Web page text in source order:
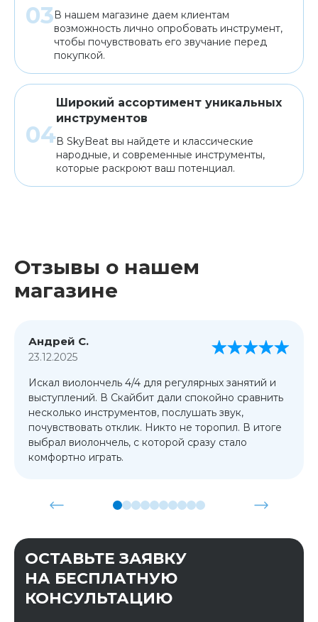
В нашем магазине даем клиентам
возможность лично опробовать инструмент,
чтобы почувствовать его звучание перед
покупкой.
Широкий ассортимент уникальных
инструментов
В SkyBeat вы найдете и классические
народные, и современные инструменты,
которые раскроют ваш потенциал.
Отзывы о нашем
магазине
Андрей С.
23.12.2025
Искал виолончель 4/4 для регулярных занятий и
выступлений. В Скайбит дали спокойно сравнить
несколько инструментов, послушать звук,
почувствовать отклик. Никто не торопил. В итоге
выбрал виолончель, с которой сразу стало
комфортно играть.
ОСТАВЬТЕ ЗАЯВКУ
НА БЕСПЛАТНУЮ
КОНСУЛЬТАЦИЮ